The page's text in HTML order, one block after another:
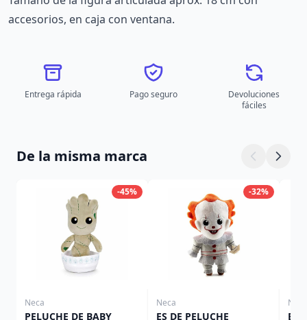
accesorios, en caja con ventana.
Entrega rápida Pago seguro
Devoluciones
fáciles
De la misma marca
-45%
Neca
PELUCHE DE BABY
-32%
Neca
ES DE PELUCHE
Neca